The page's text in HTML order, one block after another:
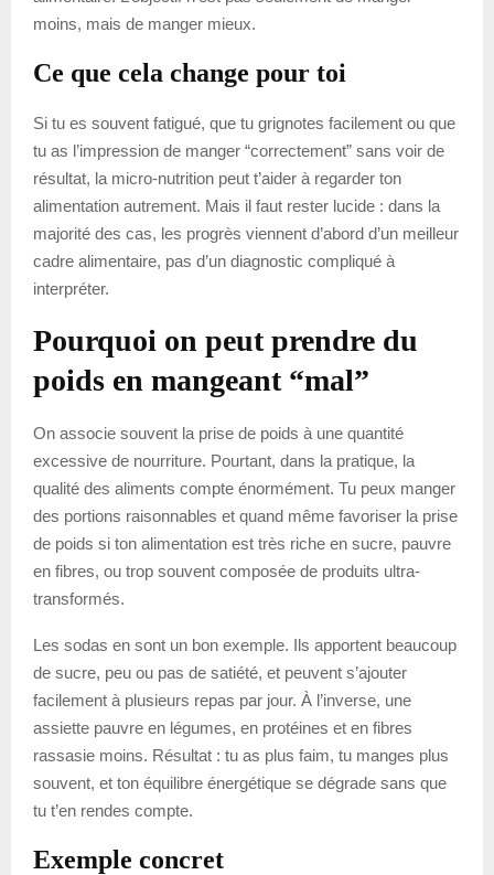
moins, mais de manger mieux.
Ce que cela change pour toi
Si tu es souvent fatigué, que tu grignotes facilement ou que
tu as l’impression de manger “correctement” sans voir de
résultat, la micro-nutrition peut t’aider à regarder ton
alimentation autrement. Mais il faut rester lucide : dans la
majorité des cas, les progrès viennent d’abord d’un meilleur
cadre alimentaire, pas d’un diagnostic compliqué à
interpréter.
Pourquoi on peut prendre du
poids en mangeant “mal”
On associe souvent la prise de poids à une quantité
excessive de nourriture. Pourtant, dans la pratique, la
qualité des aliments compte énormément. Tu peux manger
des portions raisonnables et quand même favoriser la prise
de poids si ton alimentation est très riche en sucre, pauvre
en fibres, ou trop souvent composée de produits ultra-
transformés.
Les sodas en sont un bon exemple. Ils apportent beaucoup
de sucre, peu ou pas de satiété, et peuvent s’ajouter
facilement à plusieurs repas par jour. À l’inverse, une
assiette pauvre en légumes, en protéines et en fibres
rassasie moins. Résultat : tu as plus faim, tu manges plus
souvent, et ton équilibre énergétique se dégrade sans que
tu t’en rendes compte.
Exemple concret